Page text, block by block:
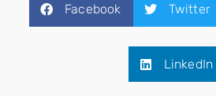
Facebook Twitter
LinkedIn